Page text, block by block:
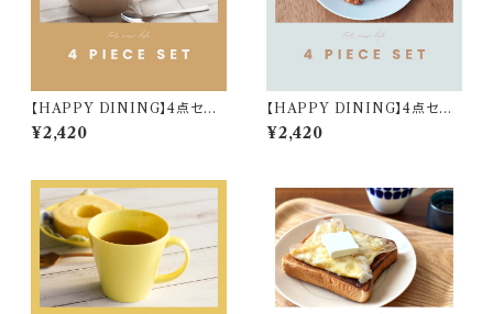
【HAPPY DINING】4点セット
(ベージュ)【YMK120】 YMK1
24-6
¥2,420
【HAPPY DINING】4点セット
(ブルー)【YMK120】 YMK123
-6
¥2,420